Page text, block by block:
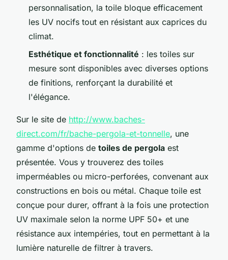
personnalisation, la toile bloque efficacement
les UV nocifs tout en résistant aux caprices du
climat.
Esthétique et fonctionnalité : les toiles sur
mesure sont disponibles avec diverses options
de finitions, renforçant la durabilité et
l'élégance.
Sur le site de http://www.baches-
direct.com/fr/bache-pergola-et-tonnelle, une
gamme d'options de toiles de pergola est
présentée. Vous y trouverez des toiles
imperméables ou micro-perforées, convenant aux
constructions en bois ou métal. Chaque toile est
conçue pour durer, offrant à la fois une protection
UV maximale selon la norme UPF 50+ et une
résistance aux intempéries, tout en permettant à la
lumière naturelle de filtrer à travers.